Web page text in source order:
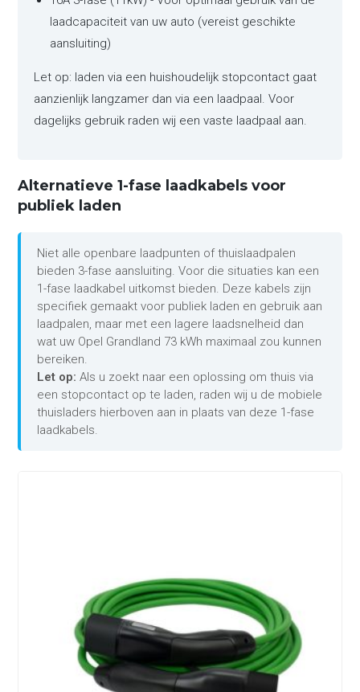
laadcapaciteit van uw auto (vereist geschikte
aansluiting)
Let op: laden via een huishoudelijk stopcontact gaat
aanzienlijk langzamer dan via een laadpaal. Voor
dagelijks gebruik raden wij een vaste laadpaal aan.
Alternatieve 1-fase laadkabels voor
publiek laden
Niet alle openbare laadpunten of thuislaadpalen
bieden 3-fase aansluiting. Voor die situaties kan een
1-fase laadkabel uitkomst bieden. Deze kabels zijn
specifiek gemaakt voor publiek laden en gebruik aan
laadpalen, maar met een lagere laadsnelheid dan
wat uw Opel Grandland 73 kWh maximaal zou kunnen
bereiken.
Let op: Als u zoekt naar een oplossing om thuis via
een stopcontact op te laden, raden wij u de mobiele
thuisladers hierboven aan in plaats van deze 1-fase
laadkabels.